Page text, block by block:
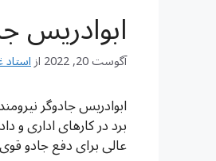
ابوادریس
آگوست 20, 2022 ازاستاد
ابوادریس جادوگر
برد در کارهای اداری
عالی برای دفع جادو